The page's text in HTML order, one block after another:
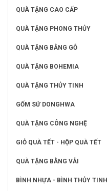
QUÀ TẶNG CAO CẤP
QUÀ TẶNG PHONG THỦY
QUÀ TẶNG BẰNG GỖ
QUÀ TẶNG BOHEMIA
QUÀ TẶNG THỦY TINH
GỐM SỨ DONGHWA
QUÀ TẶNG CÔNG NGHỆ
GIỎ QUÀ TẾT - HỘP QUÀ TẾT
QUÀ TẶNG BẰNG VẢI
BÌNH NHỰA - BÌNH THỦY TINH